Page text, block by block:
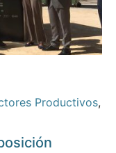
Productivos,